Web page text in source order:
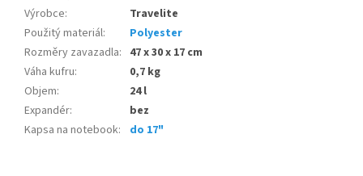
Výrobce:
Travelite
Použitý materiál:
Polyester
Rozměry zavazadla: 47 x 30 x 17 cm
Váha kufru:
0,7 kg
Objem:
24 l
Expandér:
bez
Kapsa na notebook: do 17"